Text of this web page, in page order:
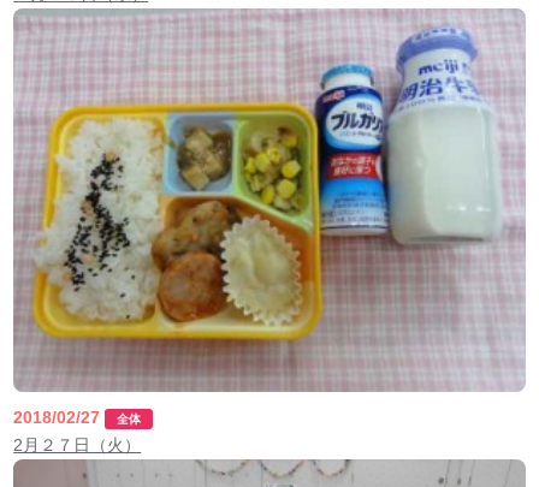
2018/02/27 全体
2月２７日（火）